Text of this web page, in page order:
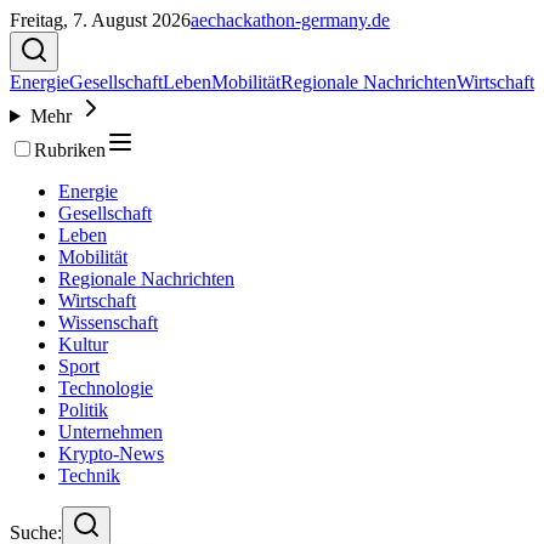
Freitag, 7. August 2026aechackathon-germany.de
EnergieGesellschaftLebenMobilitätRegionale NachrichtenWirtschaft
Mehr
Rubriken
Energie
Gesellschaft
Leben
Mobilität
Regionale Nachrichten
Wirtschaft
Wissenschaft
Kultur
Sport
Technologie
Politik
Unternehmen
Krypto-News
Technik
Suche: